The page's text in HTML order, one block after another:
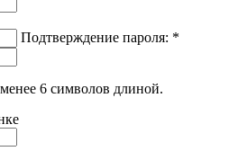
Подтверждение пароля: *
6 символов длиной.